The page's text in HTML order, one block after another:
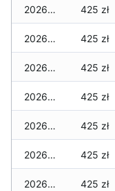
2026-06-25 425 zł
2026-06-24 425 zł
2026-06-23 425 zł
2026-06-22 425 zł
2026-06-21 425 zł
2026-06-20 425 zł
2026-06-19 425 zł